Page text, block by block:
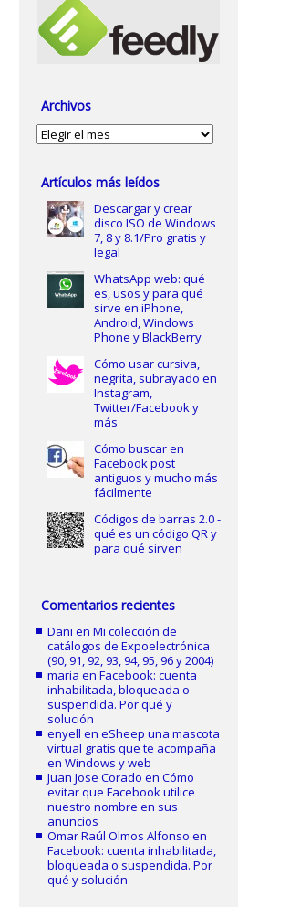
Archivos
Archivos
Artículos más leídos
Descargar y crear
disco ISO de Windows
7, 8 y 8.1/Pro gratis y
legal
WhatsApp web: qué
es, usos y para qué
sirve en iPhone,
Android, Windows
Phone y BlackBerry
Cómo usar cursiva,
negrita, subrayado en
Instagram,
Twitter/Facebook y
más
Cómo buscar en
Facebook post
antiguos y mucho más
fácilmente
Códigos de barras 2.0 -
qué es un código QR y
para qué sirven
Comentarios recientes
Dani enMi colección de
catálogos de Expoelectrónica
(90, 91, 92, 93, 94, 95, 96 y 2004)
maria enFacebook: cuenta
inhabilitada, bloqueada o
suspendida. Por qué y
solución
enyell eneSheep una mascota
virtual gratis que te acompaña
en Windows y web
Juan Jose Corado enCómo
evitar que Facebook utilice
nuestro nombre en sus
anuncios
Omar Raúl Olmos Alfonso en
Facebook: cuenta inhabilitada,
bloqueada o suspendida. Por
qué y solución